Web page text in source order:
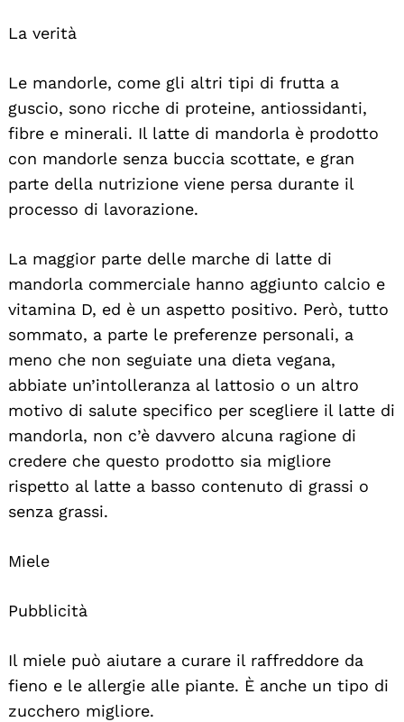
La verità
Le mandorle, come gli altri tipi di frutta a
guscio, sono ricche di proteine, antiossidanti,
fibre e minerali. Il latte di mandorla è prodotto
con mandorle senza buccia scottate, e gran
parte della nutrizione viene persa durante il
processo di lavorazione.
La maggior parte delle marche di latte di
mandorla commerciale hanno aggiunto calcio e
vitamina D, ed è un aspetto positivo. Però, tutto
sommato, a parte le preferenze personali, a
meno che non seguiate una dieta vegana,
abbiate un’intolleranza al lattosio o un altro
motivo di salute specifico per scegliere il latte di
mandorla, non c’è davvero alcuna ragione di
credere che questo prodotto sia migliore
rispetto al latte a basso contenuto di grassi o
senza grassi.
Miele
Pubblicità
Il miele può aiutare a curare il raffreddore da
fieno e le allergie alle piante. È anche un tipo di
zucchero migliore.